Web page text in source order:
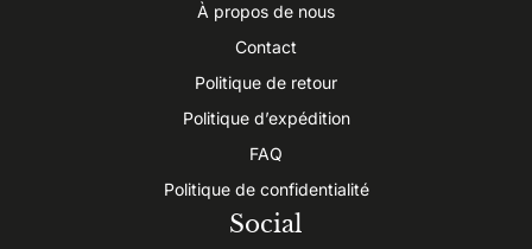
À propos de nous
Contact
Politique de retour
Politique d’expédition
FAQ
Politique de confidentialité
Social